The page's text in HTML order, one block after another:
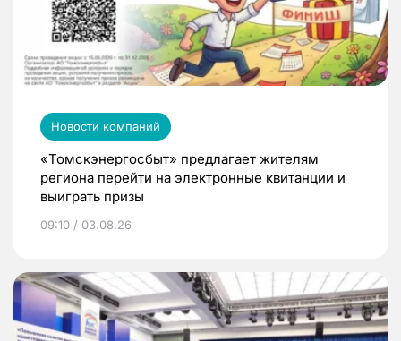
Новости компаний
«Томскэнергосбыт» предлагает жителям
региона перейти на электронные квитанции и
выиграть призы
09:10 / 03.08.26